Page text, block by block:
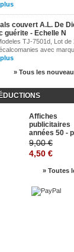
couvert A.L. De
guérite - Echelle N
TJ-7501d, Lot de
avec
» Tous les
Affiches
publicitaires
années 50 -
9,00 €
4,50 €
» Toutes